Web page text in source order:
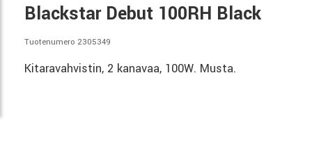
Blackstar Debut 100RH Black
Tuotenumero 2305349
Kitaravahvistin, 2 kanavaa, 100W. Musta.